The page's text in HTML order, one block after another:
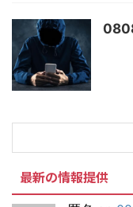
最新の情報提供